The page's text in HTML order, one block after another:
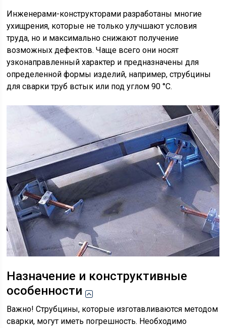
Инженерами-конструкторами разработаны многие
ухищрения, которые не только улучшают условия
труда, но и максимально снижают получение
возможных дефектов. Чаще всего они носят
узконаправленный характер и предназначены для
определенной формы изделий, например, струбцины
для сварки труб встык или под углом 90 °С.
Назначение и конструктивные
особенности
Важно! Струбцины, которые изготавливаются методом
сварки, могут иметь погрешность. Необходимо